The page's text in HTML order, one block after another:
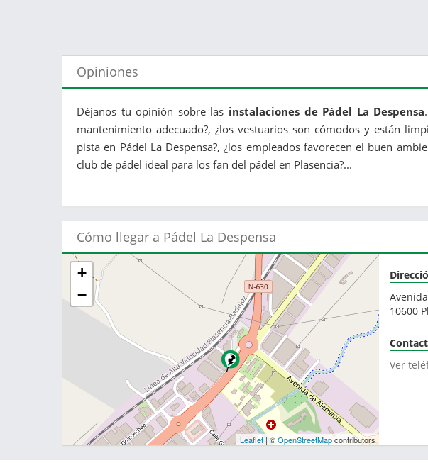
Opiniones
Déjanos tu opinión sobre las instalaciones de Pádel La Despensa
mantenimiento adecuado?, ¿los vestuarios son cómodos y están
pista en Pádel La Despensa?, ¿los empleados favorecen el buen
club de pádel ideal para los fan del pádel en Plasencia?...
Cómo llegar a Pádel La Despensa
+
−
Leaflet | ©OpenStreetMapcontributors
10600
Ver